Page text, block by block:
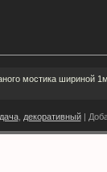
мостика шириной
дача, декоративный|